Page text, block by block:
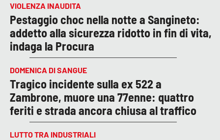
VIOLENZA INAUDITA
Pestaggio choc nella notte a Sangineto:
addetto alla sicurezza ridotto in fin di vita,
indaga la Procura
DOMENICA DI SANGUE
Tragico incidente sulla ex 522 a
Zambrone, muore una 77enne: quattro
feriti e strada ancora chiusa al traffico
LUTTO TRA INDUSTRIALI